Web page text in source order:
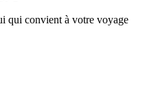
qui convient à votre voyage